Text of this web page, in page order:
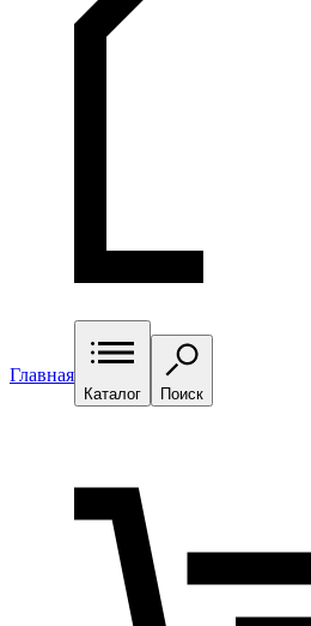
Главная
Каталог Поиск